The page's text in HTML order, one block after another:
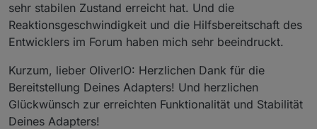
sehr stabilen Zustand erreicht hat. Und die
Reaktionsgeschwindigkeit und die Hilfsbereitschaft des
Entwicklers im Forum haben mich sehr beeindruckt.
Kurzum, lieber OliverIO: Herzlichen Dank für die
Bereitstellung Deines Adapters! Und herzlichen
Glückwünsch zur erreichten Funktionalität und Stabilität
Deines Adapters!